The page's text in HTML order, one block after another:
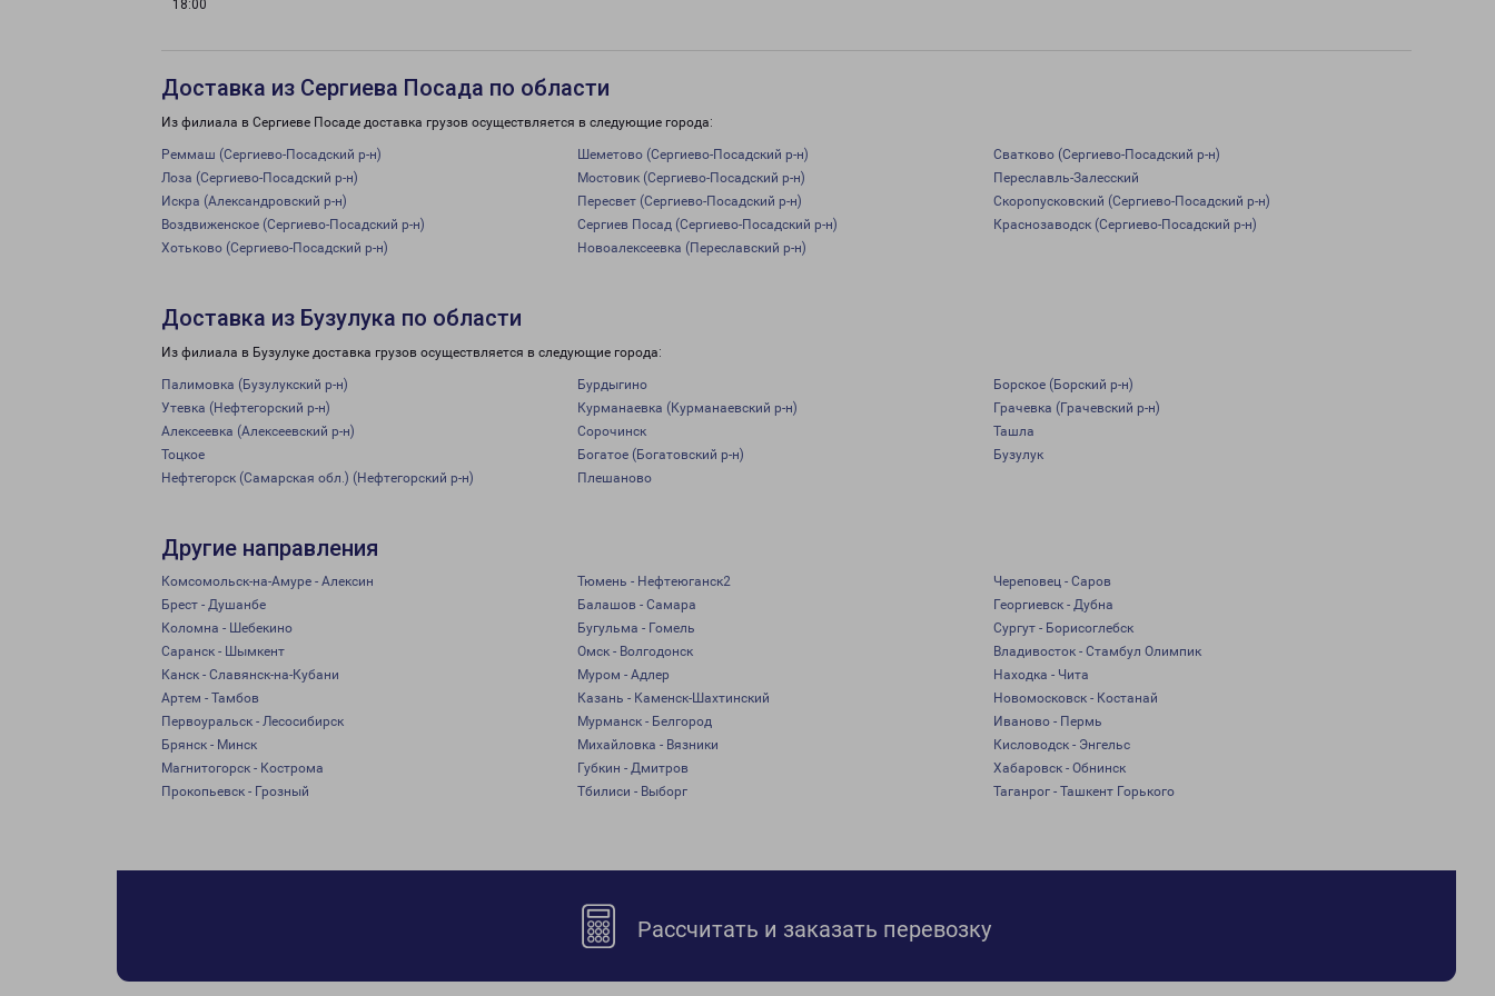
18:00
Доставка из Сергиева Посада по области
Из филиала в Сергиеве Посаде доставка грузов осуществляется в следующие города:
Реммаш (Сергиево-Посадский р-н) Шеметово (Сергиево-Посадский р-н)
Сватково (Сергиево-Посадский р-н)
Лоза (Сергиево-Посадский р-н)
Мостовик (Сергиево-Посадский р-н)
Переславль-Залесский
Искра (Александровский р-н)
Пересвет (Сергиево-Посадский р-н)
Скоропусковский (Сергиево-Посадский р-н)
Воздвиженское (Сергиево-Посадский р-н)
Сергиев Посад (Сергиево-Посадский р-н)
Краснозаводск (Сергиево-Посадский р-н)
Хотьково (Сергиево-Посадский р-н)
Новоалексеевка (Переславский р-н)
Доставка из Бузулука по области
Из филиала в Бузулуке доставка грузов осуществляется в следующие города:
Палимовка (Бузулукский р-н) Бурдыгино
Борское (Борский р-н)
Утевка (Нефтегорский р-н)
Курманаевка (Курманаевский р-н)
Грачевка (Грачевский р-н)
Алексеевка (Алексеевский р-н)
Сорочинск
Ташла
Тоцкое
Богатое (Богатовский р-н)
Бузулук
Нефтегорск (Самарская обл.) (Нефтегорский р-н)
Плешаново
Другие направления
Комсомольск-на-Амуре - Алексин Тюмень - Нефтеюганск2
Череповец - Саров
Брест - Душанбе
Балашов - Самара
Георгиевск - Дубна
Коломна - Шебекино
Бугульма - Гомель
Сургут - Борисоглебск
Саранск - Шымкент
Омск - Волгодонск
Владивосток - Стамбул Олимпик
Канск - Славянск-на-Кубани
Муром - Адлер
Находка - Чита
Артем - Тамбов
Казань - Каменск-Шахтинский
Новомосковск - Костанай
Первоуральск - Лесосибирск
Мурманск - Белгород
Иваново - Пермь
Брянск - Минск
Михайловка - Вязники
Кисловодск - Энгельс
Магнитогорск - Кострома
Губкин - Дмитров
Хабаровск - Обнинск
Прокопьевск - Грозный
Тбилиси - Выборг Таганрог - Ташкент Горького
Рассчитать и заказать перевозку